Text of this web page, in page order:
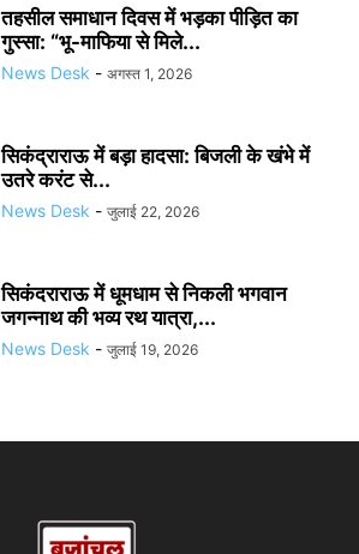
तहसील समाधान दिवस में भड़का पीड़ित का
गुस्सा: “भू-माफिया से मिले...
News Desk - अगस्त 1, 2026
सिकंद्राराऊ में बड़ा हादसा: बिजली के खंभे में
उतरे करंट से...
News Desk - जुलाई 22, 2026
सिकंदराराऊ में धूमधाम से निकली भगवान
जगन्नाथ की भव्य रथ यात्रा,...
News Desk - जुलाई 19, 2026